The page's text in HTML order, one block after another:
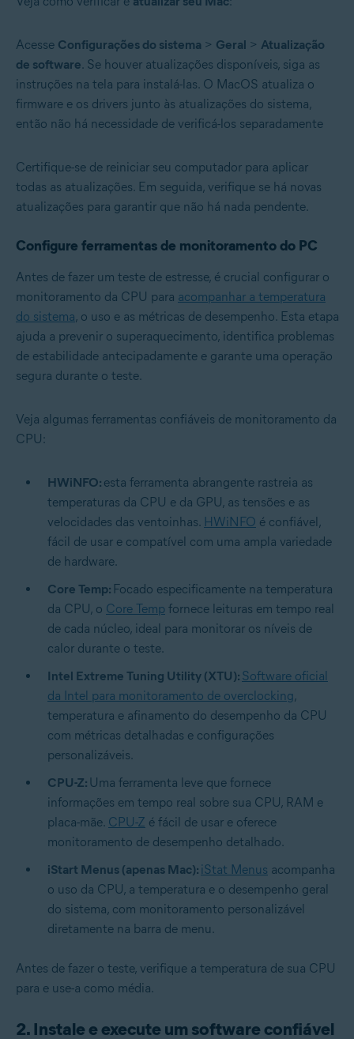
Acesse Configurações do sistema > Geral > Atualização
de software. Se houver atualizações disponíveis, siga as
instruções na tela para instalá-las. O MacOS atualiza o
firmware e os drivers junto às atualizações do sistema,
então não há necessidade de verificá-los separadamente
Certifique-se de reiniciar seu computador para aplicar
todas as atualizações. Em seguida, verifique se há novas
atualizações para garantir que não há nada pendente.
Configure ferramentas de monitoramento do PC
Antes de fazer um teste de estresse, é crucial configurar o
monitoramento da CPU para acompanhar a temperatura
do sistema, o uso e as métricas de desempenho. Esta etapa
ajuda a prevenir o superaquecimento, identifica problemas
de estabilidade antecipadamente e garante uma operação
segura durante o teste.
Veja algumas ferramentas confiáveis de monitoramento da
CPU:
HWiNFO: esta ferramenta abrangente rastreia as
temperaturas da CPU e da GPU, as tensões e as
velocidades das ventoinhas. HWiNFO é confiável,
fácil de usar e compatível com uma ampla variedade
de hardware.
Core Temp: Focado especificamente na temperatura
da CPU, o Core Temp fornece leituras em tempo real
de cada núcleo, ideal para monitorar os níveis de
calor durante o teste.
Intel Extreme Tuning Utility (XTU): Software oficial
da Intel para monitoramento de overclocking,
temperatura e afinamento do desempenho da CPU
com métricas detalhadas e configurações
personalizáveis.
CPU-Z: Uma ferramenta leve que fornece
informações em tempo real sobre sua CPU, RAM e
placa-mãe. CPU-Z é fácil de usar e oferece
monitoramento de desempenho detalhado.
iStart Menus (apenas Mac): iStat Menus acompanha
o uso da CPU, a temperatura e o desempenho geral
do sistema, com monitoramento personalizável
diretamente na barra de menu.
Antes de fazer o teste, verifique a temperatura de sua CPU
para e use-a como média.
2. Instale e execute um software confiável